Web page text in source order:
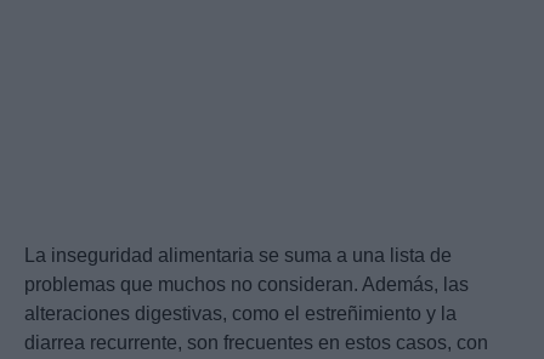
La inseguridad alimentaria se suma a una lista de
problemas que muchos no consideran. Además, las
alteraciones digestivas, como el estreñimiento y la
diarrea recurrente, son frecuentes en estos casos, con